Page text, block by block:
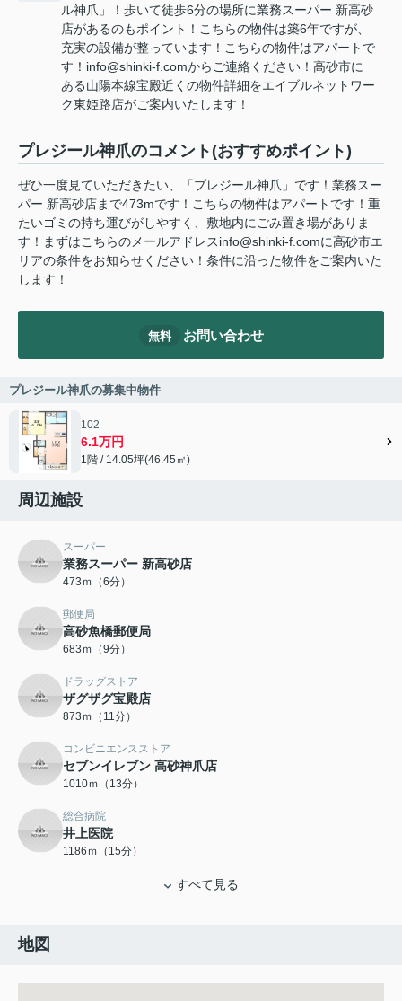
ル神爪」！歩いて徒歩6分の場所に業務スーパー 新高砂
店があるのもポイント！こちらの物件は築6年ですが、
充実の設備が整っています！こちらの物件はアパートで
す！info@shinki-f.comからご連絡ください！高砂市に
ある山陽本線宝殿近くの物件詳細をエイブルネットワー
ク東姫路店がご案内いたします！
プレジール神爪のコメント(おすすめポイント)
ぜひ一度見ていただきたい、「プレジール神爪」です！業務スー
パー 新高砂店まで473mです！こちらの物件はアパートです！重
たいゴミの持ち運びがしやすく、敷地内にごみ置き場がありま
す！まずはこちらのメールアドレスinfo@shinki-f.comに高砂市エ
リアの条件をお知らせください！条件に沿った物件をご案内いた
します！
無料 お問い合わせ
プレジール神爪の募集中物件
102
6.1万円
1階 / 14.05坪(46.45㎡)
周辺施設
スーパー
業務スーパー 新高砂店
473ｍ（6分）
郵便局
高砂魚橋郵便局
683ｍ（9分）
ドラッグストア
ザグザグ宝殿店
873ｍ（11分）
コンビニエンスストア
セブンイレブン 高砂神爪店
1010ｍ（13分）
総合病院
井上医院
1186ｍ（15分）
すべて見る
地図